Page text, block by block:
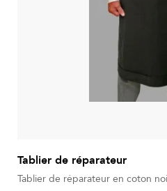
Tablier de réparateur
Tablier de réparateur en coton